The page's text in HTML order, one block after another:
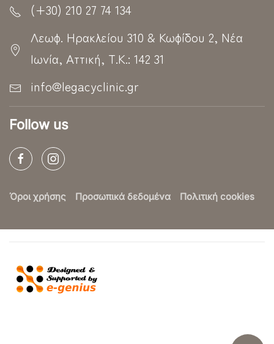
(+30) 210 27 74 134
Λεωφ. Ηρακλείου 310 & Κωφίδου 2, Νέα
Ιωνία, Αττική, Τ.Κ.: 142 31
info@legacyclinic.gr
Follow us
Όροι χρήσης Προσωπικά δεδομένα Πολιτική cookies